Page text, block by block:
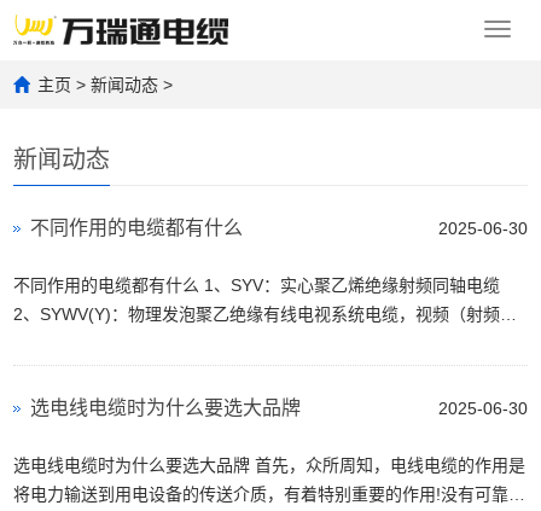
主页 >新闻动态 >
新闻动态
2025-06-30
不同作用的电缆都有什么
不同作用的电缆都有什么 1、SYV：实心聚乙烯绝缘射频同轴电缆
2、SYWV(Y)：物理发泡聚乙绝缘有线电视系统电缆，视频（射频）
2025-06-30
选电线电缆时为什么要选大品牌
选电线电缆时为什么要选大品牌 首先，众所周知，电线电缆的作用是
将电力输送到用电设备的传送介质，有着特别重要的作用!没有可靠的